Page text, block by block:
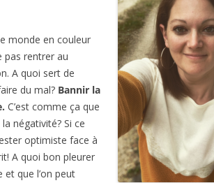
ENTRETIEN AVEC
PSYCHOLOGIES.COM
CITATIONS
REVUE DE PRESSE
BIBLIOGRAPHIE
BIBLIOGRAPHIE
monde en couleur
pas rentrer au
A quoi sert de
du mal? Bannir la
C’est comme ça que
négativité? Si ce
optimiste face à
A quoi bon pleurer
et que l’on peut